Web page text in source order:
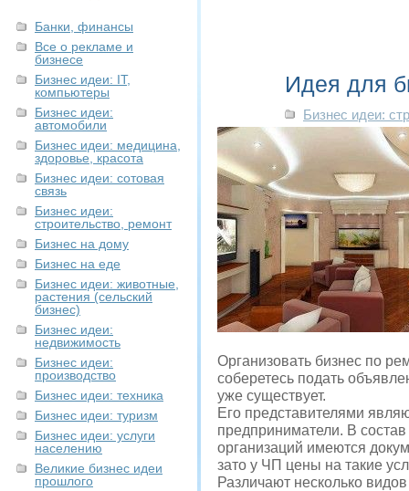
Банки, финансы
Все о рекламе и
бизнесе
Бизнес идеи: IT,
компьютеры
Бизнес идеи:
автомобили
Бизнес идеи: медицина,
здоровье, красота
Бизнес идеи: сотовая
связь
Бизнес идеи:
строительство, ремонт
Бизнес на дому
Бизнес на еде
Бизнес идеи: животные,
растения (сельский
бизнес)
Бизнес идеи:
недвижимость
Бизнес идеи:
производство
Бизнес идеи: техника
Бизнес идеи: туризм
Бизнес идеи: услуги
населению
Великие бизнес идеи
прошлого
Идея для
Бизнес идеи:
Организовать бизнес по
соберетесь подать
уже существует.
Его представителями
предприниматели. В
организаций имеются
зато у ЧП цены на такие
Различают несколько